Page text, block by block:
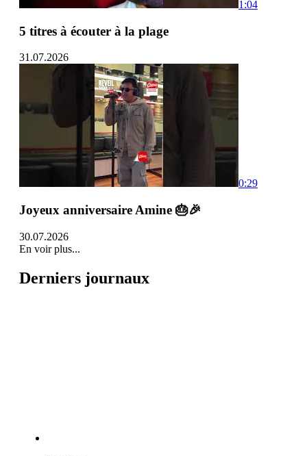
1:04
5 titres à écouter à la plage
31.07.2026
0:29
Joyeux anniversaire Amine 🎂🎉
30.07.2026
En voir plus...
Derniers journaux